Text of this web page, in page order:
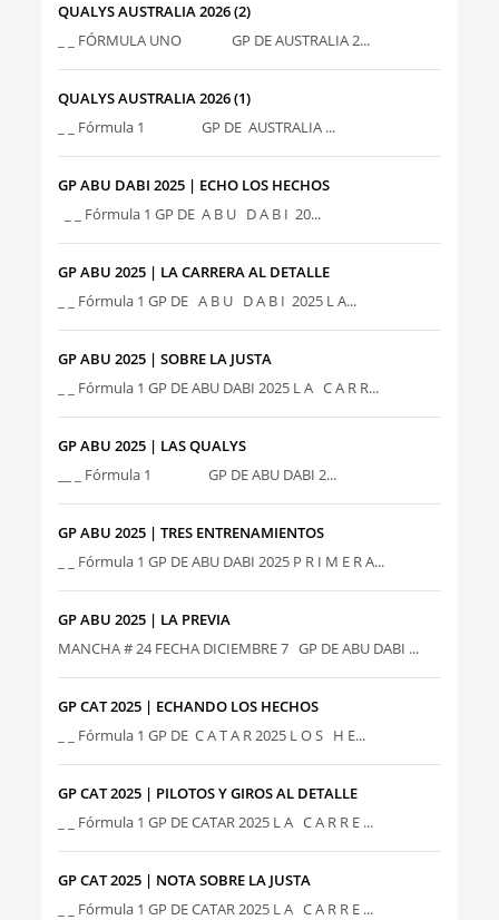
QUALYS AUSTRALIA 2026 (2)
_ _ FÓRMULA UNO GP DE AUSTRALIA 2...
QUALYS AUSTRALIA 2026 (1)
_ _ Fórmula 1 GP DE AUSTRALIA ...
GP ABU DABI 2025 | ECHO LOS HECHOS
_ _ Fórmula 1 GP DE A B U D A B I 20...
GP ABU 2025 | LA CARRERA AL DETALLE
_ _ Fórmula 1 GP DE A B U D A B I 2025 L A...
GP ABU 2025 | SOBRE LA JUSTA
_ _ Fórmula 1 GP DE ABU DABI 2025 L A C A R R...
GP ABU 2025 | LAS QUALYS
__ _ Fórmula 1 GP DE ABU DABI 2...
GP ABU 2025 | TRES ENTRENAMIENTOS
_ _ Fórmula 1 GP DE ABU DABI 2025 P R I M E R A...
GP ABU 2025 | LA PREVIA
MANCHA # 24 FECHA DICIEMBRE 7 GP DE ABU DABI ...
GP CAT 2025 | ECHANDO LOS HECHOS
_ _ Fórmula 1 GP DE C A T A R 2025 L O S H E...
GP CAT 2025 | PILOTOS Y GIROS AL DETALLE
_ _ Fórmula 1 GP DE CATAR 2025 L A C A R R E ...
GP CAT 2025 | NOTA SOBRE LA JUSTA
_ _ Fórmula 1 GP DE CATAR 2025 L A C A R R E ...